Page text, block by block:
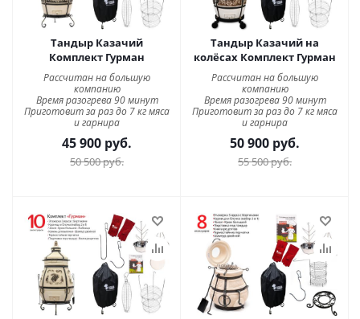
Тандыр Казачий
Комплект Гурман
Рассчитан на большую
компанию
Время разогрева 90 минут
Приготовит за раз до 7 кг мяса
и гарнира
45 900 руб.
50 500руб.
Тандыр Казачий на
колёсах Комплект Гурман
Рассчитан на большую
компанию
Время разогрева 90 минут
Приготовит за раз до 7 кг мяса
и гарнира
50 900 руб.
55 500руб.